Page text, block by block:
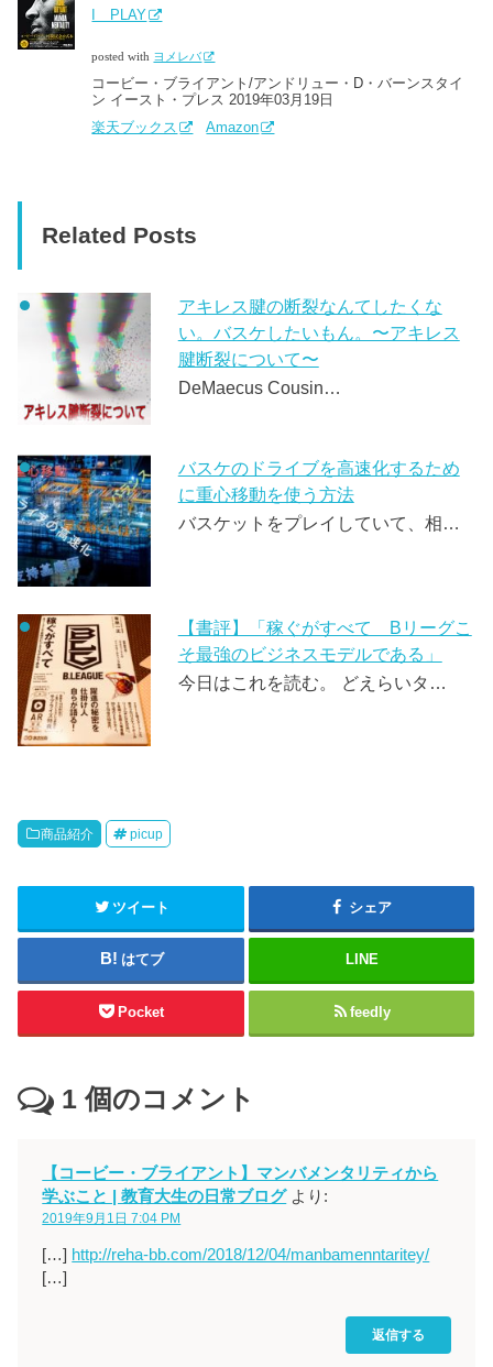
I PLAY
posted with ヨメレバ
コービー・ブライアント/アンドリュー・D・バーンスタイ
ン イースト・プレス 2019年03月19日
楽天ブックス
Amazon
Related Posts
アキレス腱の断裂なんてしたくな
い。バスケしたいもん。〜アキレス
腱断裂について〜
DeMaecus Cousin…
バスケのドライブを高速化するため
に重心移動を使う方法
バスケットをプレイしていて、相…
【書評】「稼ぐがすべて Bリーグこ
そ最強のビジネスモデルである」
今日はこれを読む。 どえらいタ…
商品紹介 picup
ツイート シェア
はてブ LINE
Pocket feedly
1 個のコメント
【コービー・ブライアント】マンバメンタリティから
学ぶこと | 教育大生の日常ブログ より:
2019年9月1日 7:04 PM
[…] http://reha-bb.com/2018/12/04/manbamenntaritey/
[…]
返信する